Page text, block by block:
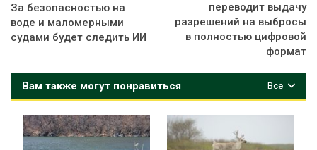
За безопасностью на
воде и маломерными
судами будет следить ИИ
переводит выдачу
разрешений на выбросы
в полностью цифровой
формат
Все
Вам также могут понравиться